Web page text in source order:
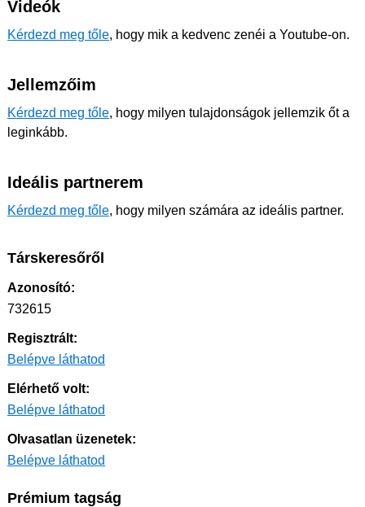
Videók
Kérdezd meg tőle, hogy mik a kedvenc zenéi a Youtube-on.
Jellemzőim
Kérdezd meg tőle, hogy milyen tulajdonságok jellemzik őt a
leginkább.
Ideális partnerem
Kérdezd meg tőle, hogy milyen számára az ideális partner.
Társkeresőről
Azonosító:
732615
Regisztrált:
Belépve láthatod
Elérhető volt:
Belépve láthatod
Olvasatlan üzenetek:
Belépve láthatod
Prémium tagság